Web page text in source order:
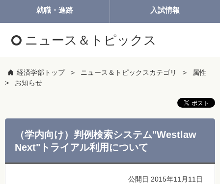
就職・進路 入試情報
ニュース＆トピックス
経済学部トップ ニュース＆トピックスカテゴリ
属性
お知らせ
（学内向け）判例検索システム"Westlaw
Next"トライアル利用について
公開日 2015年11月11日